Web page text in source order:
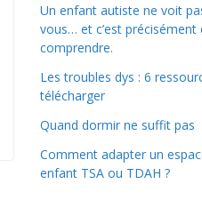
Un enfant autiste ne voit
vous… et c’est précisément
comprendre.
Les troubles dys : 6
télécharger
Quand dormir ne suffit pas
Comment adapter un
enfant TSA ou TDAH ?